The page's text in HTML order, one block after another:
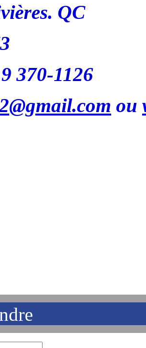
QC
370-1126
ou